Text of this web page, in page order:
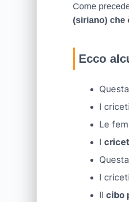
Come
(siriano) che
Ecco
I
Le
I
I
Ilcibo